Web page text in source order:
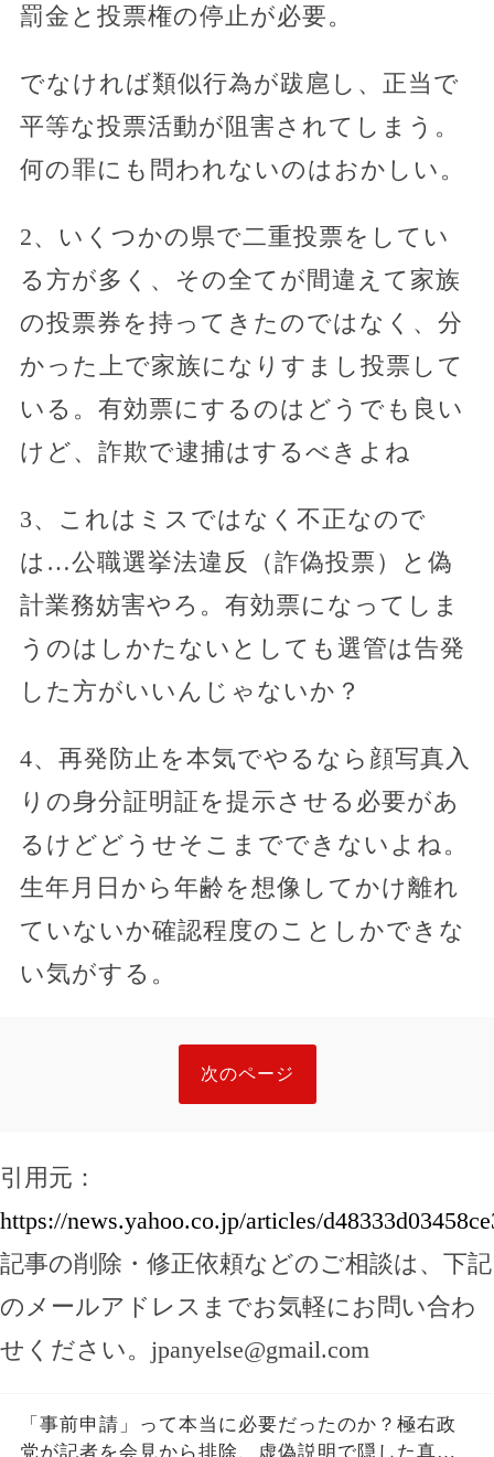
罰金と投票権の停止が必要。
でなければ類似行為が跋扈し、正当で
平等な投票活動が阻害されてしまう。
何の罪にも問われないのはおかしい。
2、いくつかの県で二重投票をしてい
る方が多く、その全てが間違えて家族
の投票券を持ってきたのではなく、分
かった上で家族になりすまし投票して
いる。有効票にするのはどうでも良い
けど、詐欺で逮捕はするべきよね
3、これはミスではなく不正なので
は…公職選挙法違反（詐偽投票）と偽
計業務妨害やろ。有効票になってしま
うのはしかたないとしても選管は告発
した方がいいんじゃないか？
4、再発防止を本気でやるなら顔写真入
りの身分証明証を提示させる必要があ
るけどどうせそこまでできないよね。
生年月日から年齢を想像してかけ離れ
ていないか確認程度のことしかできな
い気がする。
次のページ
引用元：
https://news.yahoo.co.jp/articles/
記事の削除・修正依頼などのご相談は、下記
のメールアドレスまでお気軽にお問い合わ
せください。 jpanyelse@gmail.com
「事前申請」って本当に必要だったのか？極右政
党が記者を会見から排除、虚偽説明で隠した真実